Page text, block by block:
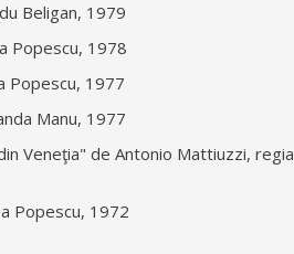
Beligan, 1979
Popescu, 1978
Popescu, 1977
Manu, 1977
Veneţia" de Antonio Mattiuzzi, regia
Popescu, 1972